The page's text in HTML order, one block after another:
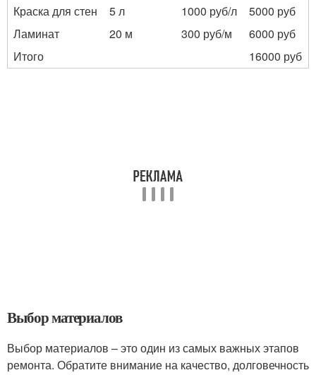
Краска для стен
5 л 1000 руб/л
5000 руб
Ламинат
20 м 300 руб/м
6000 руб
Итого
16000 руб
Выбор материалов
Выбор материалов – это один из самых важных этапов
ремонта. Обратите внимание на качество, долговечность